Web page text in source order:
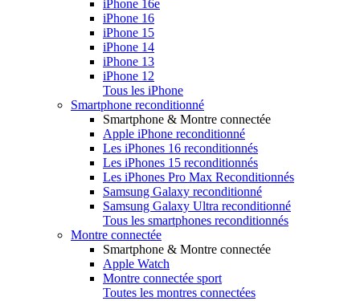
iPhone 16e
iPhone 16
iPhone 15
iPhone 14
iPhone 13
iPhone 12
Tous les iPhone
Smartphone reconditionné
Smartphone & Montre connectée
Apple iPhone reconditionné
Les iPhones 16 reconditionnés
Les iPhones 15 reconditionnés
Les iPhones Pro Max Reconditionnés
Samsung Galaxy reconditionné
Samsung Galaxy Ultra reconditionné
Tous les smartphones reconditionnés
Montre connectée
Smartphone & Montre connectée
Apple Watch
Montre connectée sport
Toutes les montres connectées